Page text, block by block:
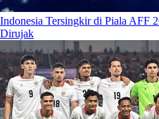
Indonesia Tersingkir di Piala AFF
Dirujak